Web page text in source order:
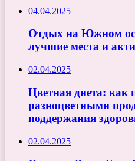
04.04.2025
Отдых на Южном
лучшие места и
02.04.2025
Цветная диета: как
разноцветными
поддержания
02.04.2025